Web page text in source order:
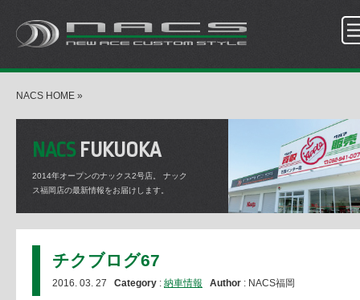
NACS HOME »
NACSFUKUOKA
2014年オープンのナックス2号店。
ナック
ス福岡店の最新情報をお届けします。
チクブログ67
2016. 03. 27 Category : 納車情報 Author : NACS福岡